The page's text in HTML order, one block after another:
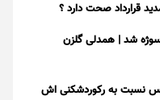
شد | همدلی گلزن
نسبت به رکوردشکنی اش